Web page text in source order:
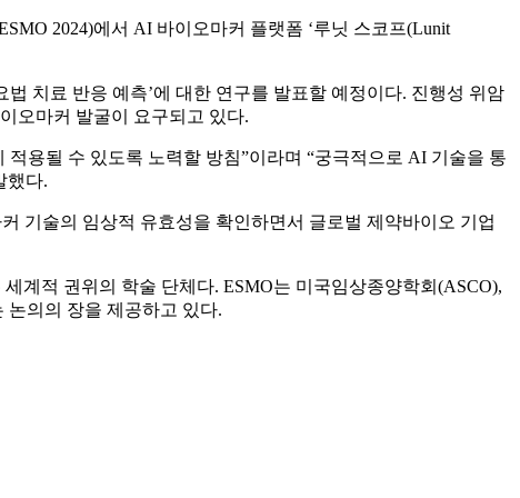
2024)에서 AI 바이오마커 플랫폼 ‘루닛 스코프(Lunit
치료 반응 예측’에 대한 연구를 발표할 예정이다. 진행성 위암
오마커 발굴이 요구되고 있다.
용될 수 있도록 노력할 방침”이라며 “궁극적으로 AI 기술을 통
했다.
기술의 임상적 유효성을 확인하면서 글로벌 제약바이오 기업
계적 권위의 학술 단체다. ESMO는 미국임상종양학회(ASCO),
논의의 장을 제공하고 있다.